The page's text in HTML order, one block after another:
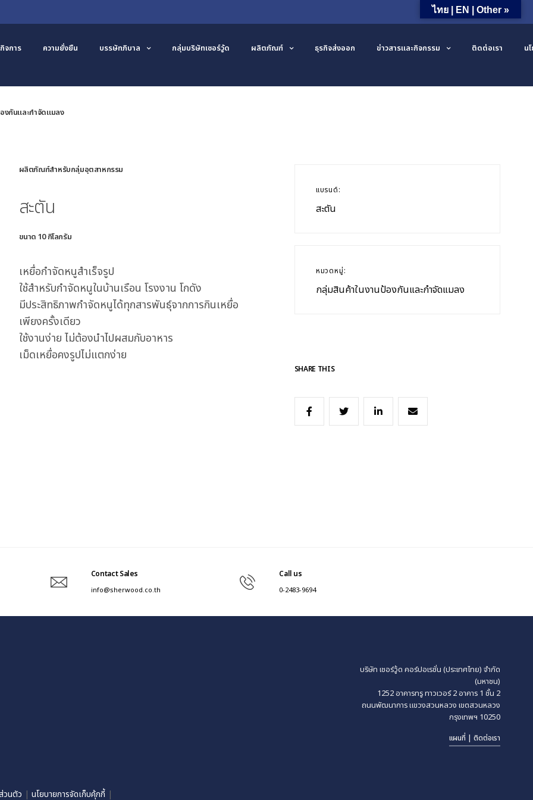
จการ ความยั่งยืน บรรษัทภิบาล กลุ่มบริษัทเชอร์วู้ด ผลิตภัณฑ์ ธุรกิจส่งออก ข่าวสารและกิจกรรม ติดต่อเรา น
กันและกำจัดแมลง
ผลิตภัณฑ์สำหรับกลุ่มอุตสาหกรรม
สะตัน
ขนาด 10 กิโลกรัม
เหยื่อกำจัดหนูสำเร็จรูป
ใช้สำหรับกำจัดหนูในบ้านเรือน โรงงาน โกดัง
มีประสิทธิภาพกำจัดหนูได้ทุกสารพันธุ์จากการกินเหยื่อ
เพียงครั้งเดียว
ใช้งานง่าย ไม่ต้องนำไปผสมกับอาหาร
เม็ดเหยื่อคงรูปไม่แตกง่าย
แบรนด์:
สะตัน
หมวดหมู่:
กลุ่มสินค้าในงานป้องกันและกำจัดแมลง
SHARE THIS
Contact Sales
info@sherwood.co.th
Call us
0-2483-9694
บริษัท เชอร์วู้ด คอร์ปอเรชั่น (ประเทศไทย) จำกัด
(มหาชน)
1252 อาคารทรู ทาวเวอร์ 2 อาคาร 1 ชั้น 2
ถนนพัฒนาการ แขวงสวนหลวง เขตสวนหลวง
กรุงเทพฯ 10250
แผนที่ | ติดต่อเรา
วนตัว |นโยบายการจัดเก็บคุ้กกี้ |
ไทย | EN | Other »